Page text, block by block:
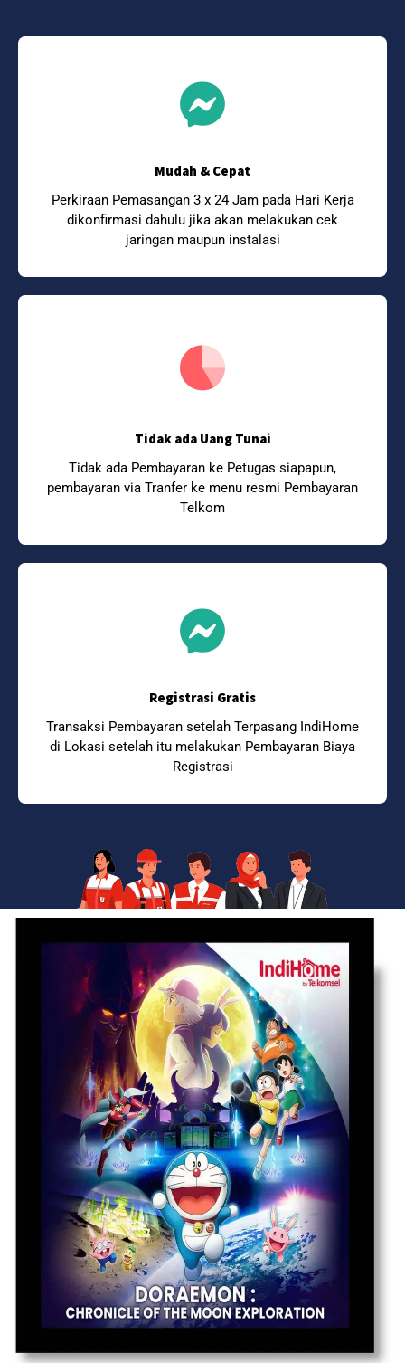
Mudah & Cepat
Perkiraan Pemasangan 3 x 24 Jam pada Hari Kerja
dikonfirmasi dahulu jika akan melakukan cek
jaringan maupun instalasi
Tidak ada Uang Tunai
Tidak ada Pembayaran ke Petugas siapapun,
pembayaran via Tranfer ke menu resmi Pembayaran
Telkom
Registrasi Gratis
Transaksi Pembayaran setelah Terpasang IndiHome
di Lokasi setelah itu melakukan Pembayaran Biaya
Registrasi